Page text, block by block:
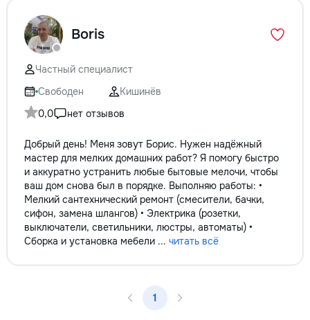
Boris
Частный специалист
Свободен
Кишинёв
0,0
нет отзывов
Добрый день! Меня зовут Борис. Нужен надёжный
мастер для мелких домашних работ? Я помогу быстро
и аккуратно устранить любые бытовые мелочи, чтобы
ваш дом снова был в порядке. Выполняю работы: •
Мелкий сантехнический ремонт (смесители, бачки,
сифон, замена шлангов) • Электрика (розетки,
выключатели, светильники, люстры, автоматы) •
Сборка и установка мебели ... читать всё
1